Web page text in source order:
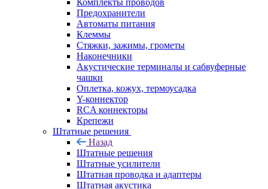
Комплекты проводов
Предохранители
Автоматы питания
Клеммы
Стяжки, зажимы, грометы
Наконечники
Акустические терминалы и сабвуферные
чашки
Оплетка, кожух, термоусадка
Y-коннектор
RCA коннекторы
Крепежи
Штатные решения
Назад
Штатные решения
Штатные усилители
Штатная проводка и адаптеры
Штатная акустика